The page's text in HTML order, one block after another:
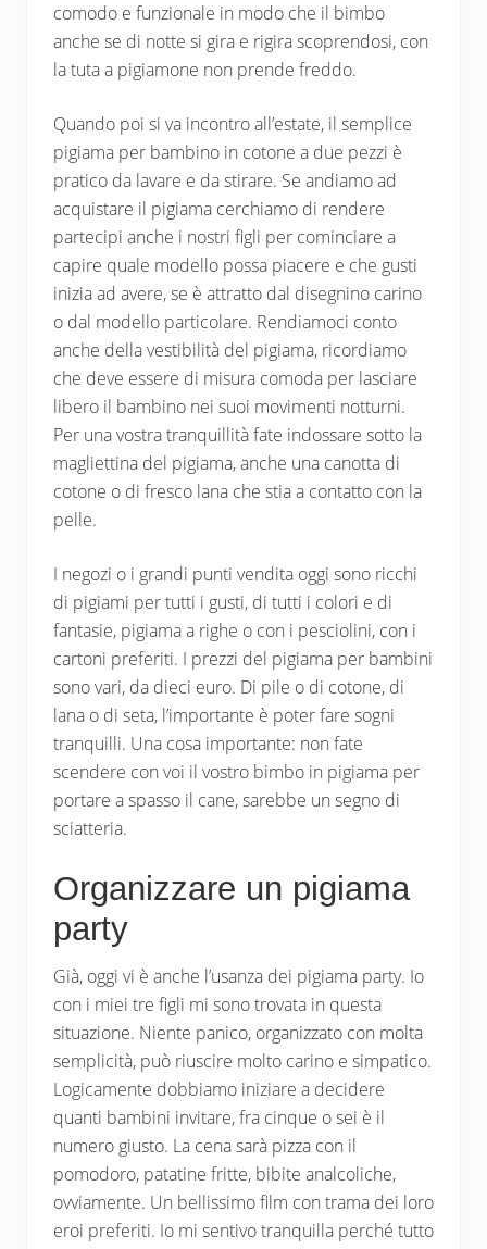
comodo e funzionale in modo che il bimbo
anche se di notte si gira e rigira scoprendosi, con
la tuta a pigiamone non prende freddo.
Quando poi si va incontro all’estate, il semplice
pigiama per bambino in cotone a due pezzi è
pratico da lavare e da stirare. Se andiamo ad
acquistare il pigiama cerchiamo di rendere
partecipi anche i nostri figli per cominciare a
capire quale modello possa piacere e che gusti
inizia ad avere, se è attratto dal disegnino carino
o dal modello particolare. Rendiamoci conto
anche della vestibilità del pigiama, ricordiamo
che deve essere di misura comoda per lasciare
libero il bambino nei suoi movimenti notturni.
Per una vostra tranquillità fate indossare sotto la
magliettina del pigiama, anche una canotta di
cotone o di fresco lana che stia a contatto con la
pelle.
I negozi o i grandi punti vendita oggi sono ricchi
di pigiami per tutti i gusti, di tutti i colori e di
fantasie, pigiama a righe o con i pesciolini, con i
cartoni preferiti. I prezzi del pigiama per bambini
sono vari, da dieci euro. Di pile o di cotone, di
lana o di seta, l’importante è poter fare sogni
tranquilli. Una cosa importante: non fate
scendere con voi il vostro bimbo in pigiama per
portare a spasso il cane, sarebbe un segno di
sciatteria.
Organizzare un pigiama
party
Già, oggi vi è anche l’usanza dei pigiama party. Io
con i miei tre figli mi sono trovata in questa
situazione. Niente panico, organizzato con molta
semplicità, può riuscire molto carino e simpatico.
Logicamente dobbiamo iniziare a decidere
quanti bambini invitare, fra cinque o sei è il
numero giusto. La cena sarà pizza con il
pomodoro, patatine fritte, bibite analcoliche,
ovviamente. Un bellissimo film con trama dei loro
eroi preferiti. Io mi sentivo tranquilla perché tutto